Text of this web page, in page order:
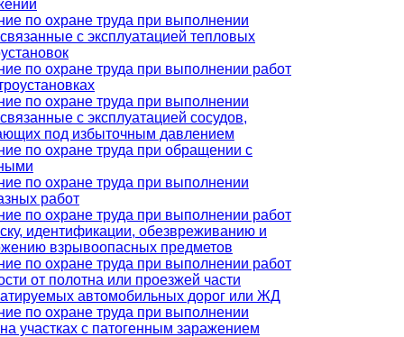
по охране труда при выполнении
с эксплуатацией тепловых
по охране труда при выполнении работ
по охране труда при выполнении
с эксплуатацией сосудов,
под избыточным давлением
по охране труда при обращении с
по охране труда при выполнении
работ
по охране труда при выполнении работ
идентификации, обезвреживанию и
взрывоопасных предметов
по охране труда при выполнении работ
от полотна или проезжей части
автомобильных дорог или ЖД
по охране труда при выполнении
участках с патогенным заражением